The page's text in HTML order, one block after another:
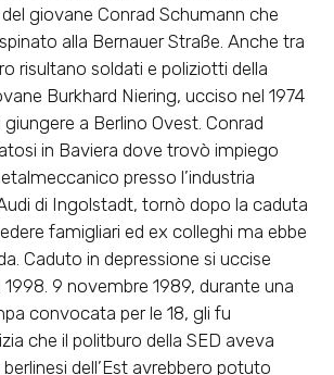
giovane Conrad Schumann che
alla Bernauer Straße. Anche tra
risultano soldati e poliziotti della
Burkhard Niering, ucciso nel 1974
a Berlino Ovest. Conrad
in Baviera dove trovò impiego
presso l’industria
di Ingolstadt, tornò dopo la caduta
famigliari ed ex colleghi ma ebbe
Caduto in depressione si uccise
9 novembre 1989, durante una
convocata per le 18, gli fu
che il politburo della SED aveva
dell’Est avrebbero potuto